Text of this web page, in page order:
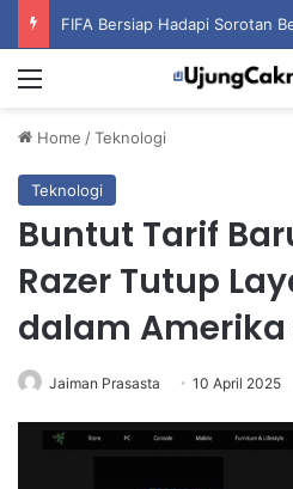
Home /Teknologi
Teknologi
Buntut Tarif
Razer Tutup
dalam Amerika
Jaiman Prasasta 10 April 2025